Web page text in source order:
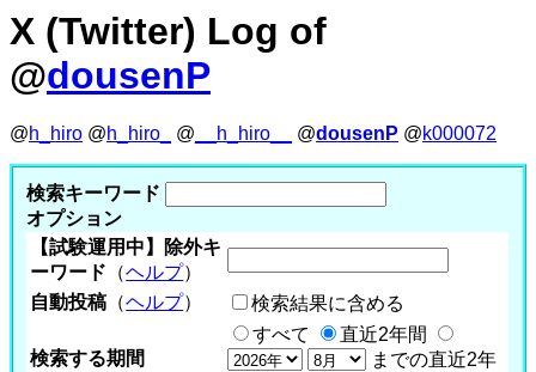
X (Twitter) Log of
@dousenP
@h_hiro @h_hiro_ @ __h_hiro__ @dousenP @k000072
検索キーワード
オプション
【試験運用中】除外キ
ーワード （ヘルプ）
自動投稿 （ヘルプ） 検索結果に含める
検索する期間
すべて
直近2年間
までの直近2年